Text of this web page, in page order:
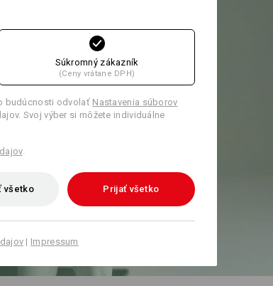
Súkromný zákazník
(Ceny vrátane DPH)
budúcnosti odvolať Nastavenia súborov
Svoj výber si môžete individuálne
.
všetko Prijať všetko
| Impressum